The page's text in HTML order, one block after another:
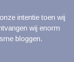
intentie toen wij
wij enorm
bloggen.